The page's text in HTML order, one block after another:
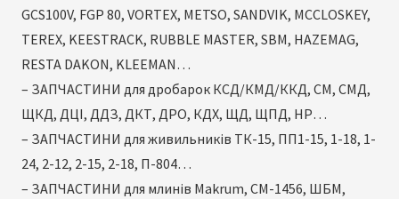
GCS100V, FGP 80, VORTEX, METSO, SANDVIK, MCCLOSKEY,
TEREX, KEESTRACK, RUBBLE MASTER, SBM, HAZEMAG,
RESTA DAKON, KLEEMAN…
– ЗАПЧАСТИНИ для дробарок КСД/КМД/ККД, СМ, СМД,
ЩКД, ДЦІ, ДДЗ, ДКТ, ДРО, КДХ, ЩД, ЩПД, НР…
– ЗАПЧАСТИНИ для живильників ТК-15, ПП1-15, 1-18, 1-
24, 2-12, 2-15, 2-18, П-804…
– ЗАПЧАСТИНИ для млинів Makrum, СМ-1456, ШБМ,